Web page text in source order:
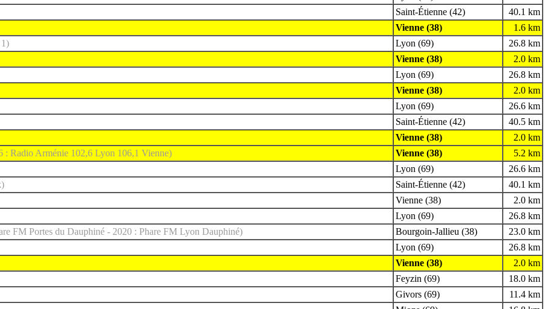
Saint-Étienne (42)
40.1 km
Vienne (38)
1.6 km
Lyon (69)
26.8 km
Vienne (38)
2.0 km
Lyon (69)
26.8 km
Vienne (38)
2.0 km
Lyon (69)
26.6 km
Saint-Étienne (42)
40.5 km
Vienne (38)
2.0 km
: Radio Arménie 102,6 Lyon 106,1 Vienne) Vienne (38)
5.2 km
Lyon (69)
26.6 km
Saint-Étienne (42)
40.1 km
Vienne (38)
2.0 km
Lyon (69)
26.8 km
FM Portes du Dauphiné - 2020 : Phare FM Lyon Dauphiné) Bourgoin-Jallieu (38)
23.0 km
Lyon (69)
26.8 km
Vienne (38)
2.0 km
Feyzin (69)
18.0 km
Givors (69)
11.4 km